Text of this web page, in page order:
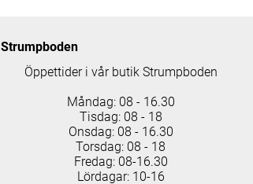
Strumpboden
Öppettider i vår butik Strumpboden
Måndag: 08 - 16.30
Tisdag: 08 - 18
Onsdag: 08 - 16.30
Torsdag: 08 - 18
Fredag: 08-16.30
Lördagar: 10-16